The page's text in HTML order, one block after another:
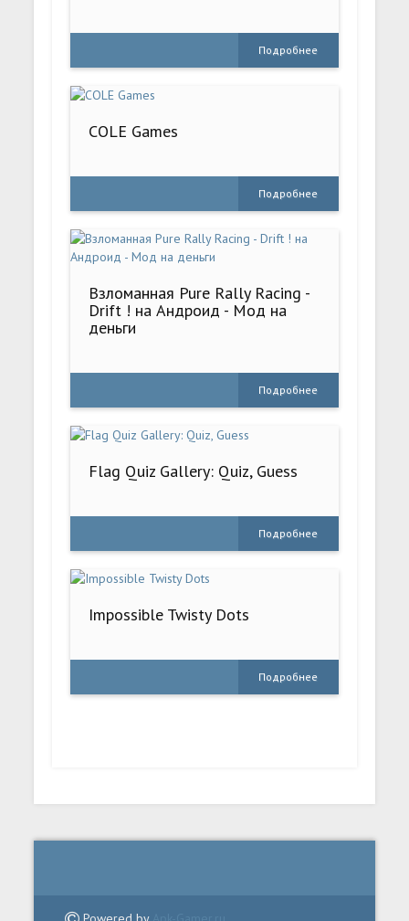
Подробнее
COLE Games
Подробнее
Взломанная Pure Rally Racing -
Drift ! на Андроид - Мод на
деньги
Подробнее
Flag Quiz Gallery: Quiz, Guess
Подробнее
Impossible Twisty Dots
Подробнее